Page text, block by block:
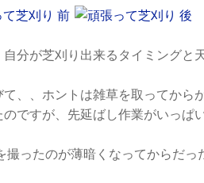
分が芝刈り出来るタイミングと
、、ホントは雑草を取ってから
ですが、先延ばし作業がいっぱ
撮ったのが薄暗くなってからだっ